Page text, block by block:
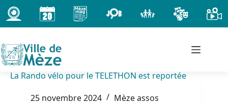
Passer
au
contenu
La Rando vélo pour le TELETHON est reportée
25 novembre 2024
Mèze assos